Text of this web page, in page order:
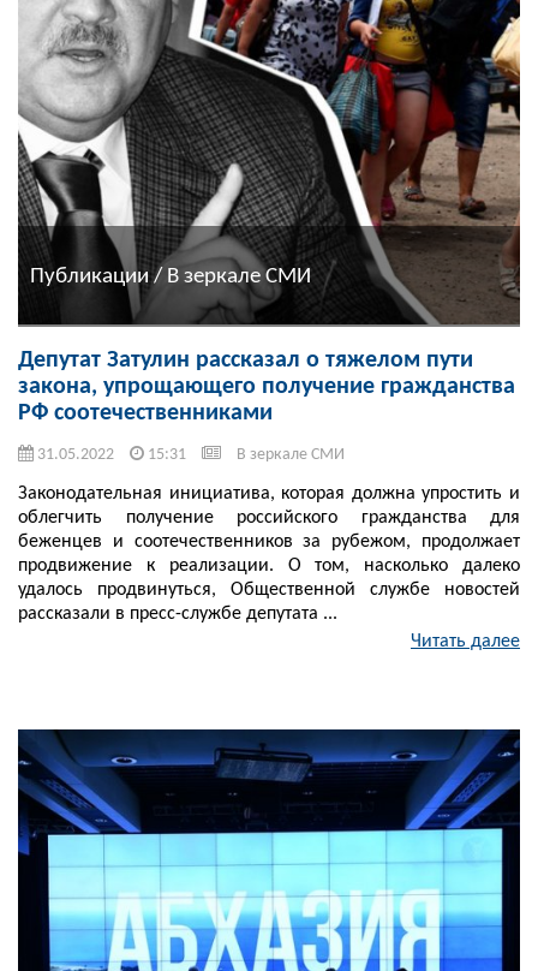
Публикации / В зеркале СМИ
Депутат Затулин рассказал о тяжелом пути
закона, упрощающего получение гражданства
РФ соотечественниками
31.05.2022 15:31 В зеркале СМИ
Законодательная инициатива, которая должна упростить и
облегчить получение российского гражданства для
беженцев и соотечественников за рубежом, продолжает
продвижение к реализации. О том, насколько далеко
удалось продвинуться, Общественной службе новостей
рассказали в пресс-службе депутата ...
Читать далее